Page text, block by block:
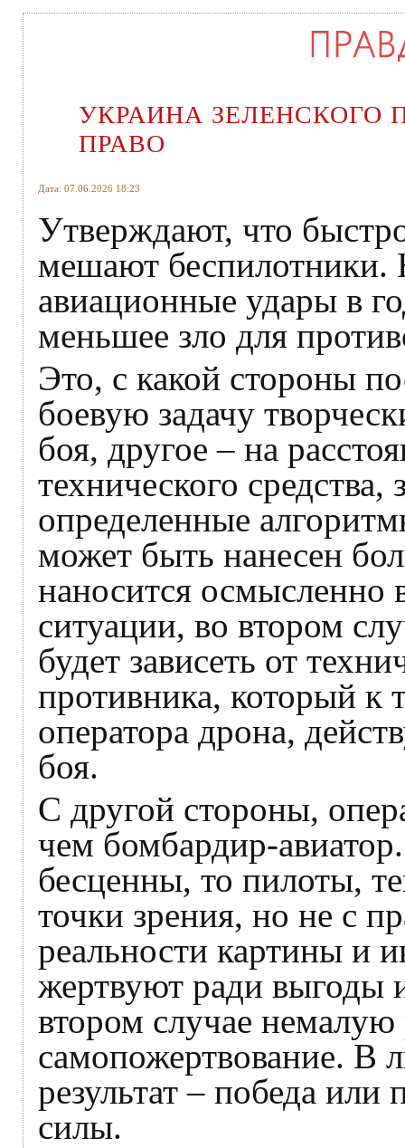
УКРАИНА ЗЕЛЕНСКОГО
ПРАВО
Дата: 07.06.2026 18:23
Утверждают, что
мешают беспилотники.
авиационные удары в
меньшее зло для
Это, с какой стороны
боевую задачу
боя, другое – на
технического
определенные
может быть нанесен
наносится осмысленно
ситуации, во втором
будет зависеть от
противника, который к
оператора дрона,
боя.
С другой стороны,
чем бомбардир-
бесценны, то пилоты,
точки зрения, но не с
реальности картины и
жертвуют ради выгоды
втором случае
самопожертвование. В
результат – победа
силы.